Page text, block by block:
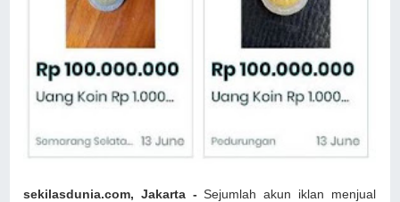
sekilasdunia.com, Jakarta - Sejumlah akun iklan menjual